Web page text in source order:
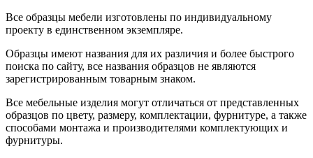
Все образцы мебели изготовлены по индивидуальному
проекту в единственном экземпляре.
Образцы имеют названия для их различия и более быстрого
поиска по сайту, все названия образцов не являются
зарегистрированным товарным знаком.
Все мебельные изделия могут отличаться от представленных
образцов по цвету, размеру, комплектации, фурнитуре, а также
способами монтажа и производителями комплектующих и
фурнитуры.